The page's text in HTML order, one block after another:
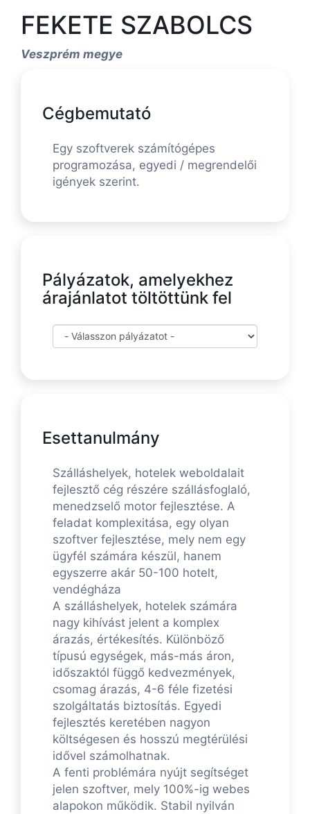
FEKETE SZABOLCS
Veszprém megye
Cégbemutató
Egy szoftverek számítógépes
programozása, egyedi / megrendelői
igények szerint.
Pályázatok, amelyekhez
árajánlatot töltöttünk fel
Esettanulmány
Szálláshelyek, hotelek weboldalait
fejlesztő cég részére szállásfoglaló,
menedzselő motor fejlesztése. A
feladat komplexitása, egy olyan
szoftver fejlesztése, mely nem egy
ügyfél számára készül, hanem
egyszerre akár 50-100 hotelt,
vendégháza
A szálláshelyek, hotelek számára
nagy kihívást jelent a komplex
árazás, értékesítés. Különböző
típusú egységek, más-más áron,
időszaktól függő kedvezmények,
csomag árazás, 4-6 féle fizetési
szolgáltatás biztosítás. Egyedi
fejlesztés keretében nagyon
költségesen és hosszú megtérülési
idővel számolhatnak.
A fenti problémára nyújt segítséget
jelen szoftver, mely 100%-ig webes
alapokon működik. Stabil nyilván